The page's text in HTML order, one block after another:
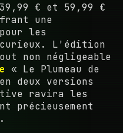
€ et 59,99 €
une
les
L'édition
non négligeable
« Le Plumeau de
deux versions
ravira les
précieusement